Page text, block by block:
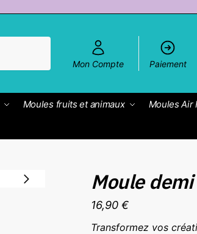
Mon Compte
Paiement
Moules fruits et animaux Moules Air
Moule
16,90€
Transformez vos